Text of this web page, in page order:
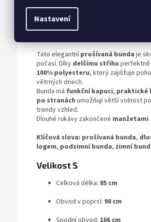
Nastavení
Tato elegantníprošívaná bunda je
počasí. Díky delšímu střihu perfektně
100% polyesteru, který zajišťuje
větrných dnech.
Bunda má funkční kapuci, praktické
po stranách umožňují větší volnost
trendy vzhled.
Dlouhé rukávy zakončené manžetami
Klíčová slova: prošívaná bunda,
logem, podzimní bunda, zimní
Velikost S
Celková délka: 85 cm
Obvod v poprsí: 98 cm
Spodní obvod: 106 cm